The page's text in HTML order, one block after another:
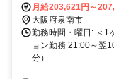
歩3分 「イオンモールりんくう泉南＜南海ウイングバス＞」から徒歩
4分 ----------------------------------- 【雇用形態】 契約社員 試用期間２ヶ
月 （試用期間中の労働条件：同待
と試用期間2ヶ月分の給与：時給
月給203,621円～
大阪府泉南市
勤務時間・曜日: ＜1
ョン勤務 21:00～翌